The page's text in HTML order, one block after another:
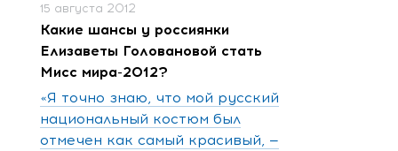
15 августа 2012
Какие шансы у россиянки
Елизаветы Головановой стать
Мисс мира-2012?
«Я точно знаю, что мой русский
национальный костюм был
отмечен как самый красивый, —